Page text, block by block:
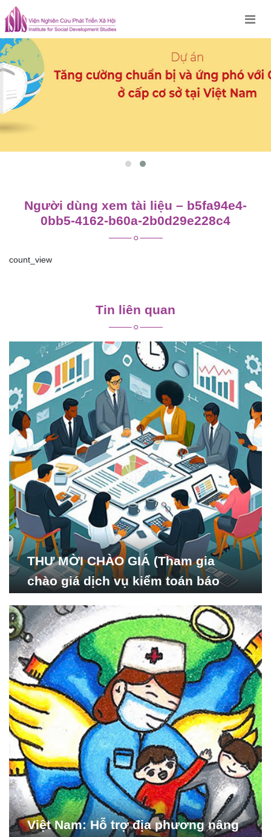
Skip
to
content
Người dùng xem tài liệu – b5fa94e4-
0bb5-4162-b60a-2b0d29e228c4
count_view
viết
Tin liên quan
THƯ MỜI CHÀO GIÁ (Tham gia
chào giá dịch vụ kiểm toán báo
Nghiên cứu Phát triển Xã
hội_ISDS)
Việt Nam: Hỗ trợ địa phương nâng